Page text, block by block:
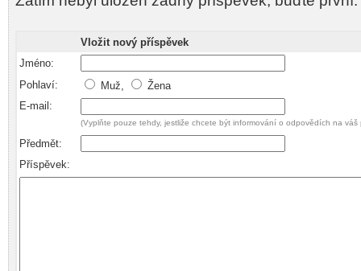
Vložit nový příspěvek
Jméno:
Pohlaví:
Muž,
Žena
E-mail:
(Vyplňte pouze tehdy, jestliže chcete být informování o odpovědích na váš
Předmět:
Příspěvek: